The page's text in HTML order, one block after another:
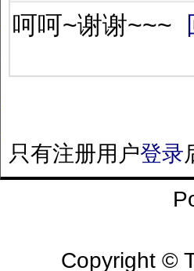
呵呵~谢谢~~~
只有注册用户登录
Copyright ©